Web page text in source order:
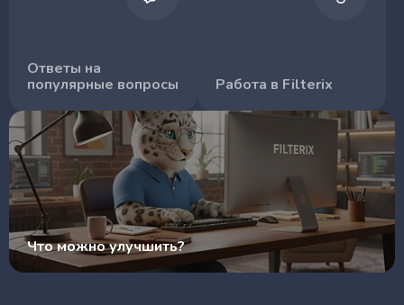
Ответы на
популярные вопросы
Работа в Filterix
Что можно улучшить?